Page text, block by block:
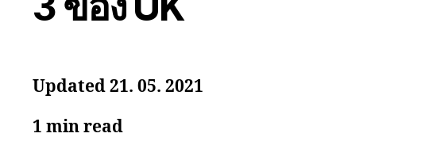
Updated 21. 05. 2021
1 min read